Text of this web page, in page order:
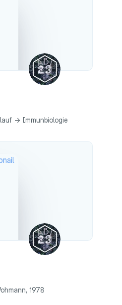
-> Immunbiologie
1978